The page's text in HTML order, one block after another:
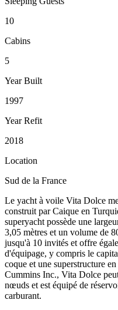
10
Cabins
5
Year Built
1997
Year Refit
2018
Location
Sud de la France
Le yacht à voile Vita Dolce
construit par Caique en
superyacht possède une
3,05 mètres et un volume de
jusqu'à 10 invités et offre
d'équipage, y compris le
coque et une superstructure
Cummins Inc., Vita Dolce
nœuds et est équipé de
carburant.